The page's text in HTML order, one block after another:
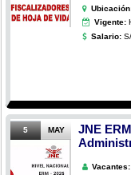
Vigente:
Salario:
5 MAY
JNE
Vacantes: